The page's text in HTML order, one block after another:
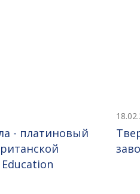
- платиновый